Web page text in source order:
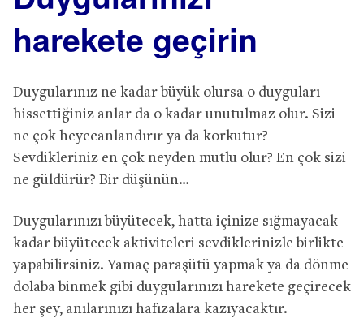
harekete geçirin
Duygularınız ne kadar büyük olursa o duyguları
hissettiğiniz anlar da o kadar unutulmaz olur. Sizi
ne çok heyecanlandırır ya da korkutur?
Sevdikleriniz en çok neyden mutlu olur? En çok sizi
ne güldürür? Bir düşünün…
Duygularınızı büyütecek, hatta içinize sığmayacak
kadar büyütecek aktiviteleri sevdiklerinizle birlikte
yapabilirsiniz. Yamaç paraşütü yapmak ya da dönme
dolaba binmek gibi duygularınızı harekete geçirecek
her şey, anılarınızı hafızalara kazıyacaktır.